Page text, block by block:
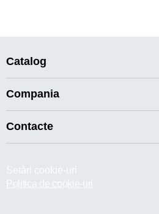
Catalog
Compania
Contacte
Setări cookie-uri
Politica de cookie-uri